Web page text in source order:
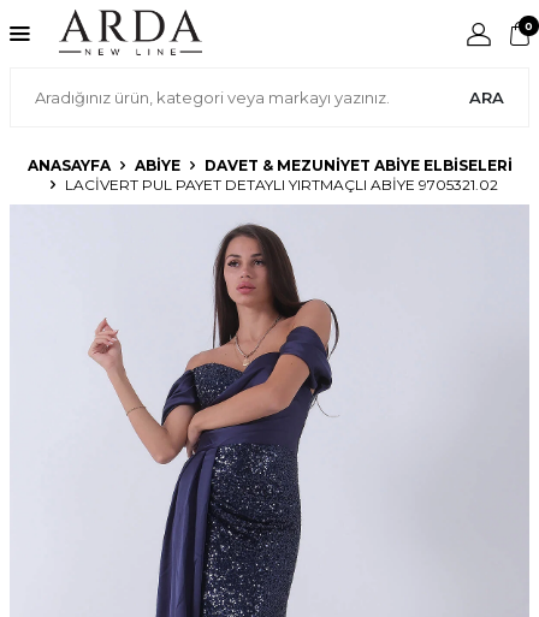
ARA
0
ANASAYFA ABIYE
DAVET & MEZUNIYET ABIYE ELBISELERI
LACIVERT PUL PAYET DETAYLI YIRTMAÇLI ABIYE 9705321.02